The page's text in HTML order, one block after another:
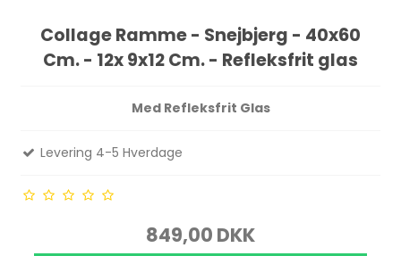
Collage Ramme - Snejbjerg - 40x60
Cm. - 12x 9x12 Cm. - Refleksfrit glas
Med Refleksfrit Glas
Levering 4-5 Hverdage
849,00 DKK